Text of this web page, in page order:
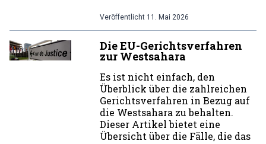
Veröffentlicht 11. Mai 2026
Die EU-Gerichtsverfahren
zur Westsahara
Es ist nicht einfach, den
Überblick über die zahlreichen
Gerichtsverfahren in Bezug auf
die Westsahara zu behalten.
Dieser Artikel bietet eine
Übersicht über die Fälle, die das